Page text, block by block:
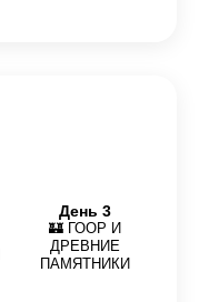
День 3
🏰 ГООР И
ДРЕВНИЕ
ПАМЯТНИКИ